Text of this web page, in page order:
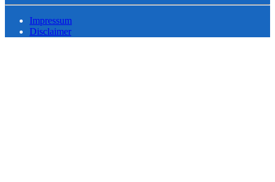
Impressum
Disclaimer